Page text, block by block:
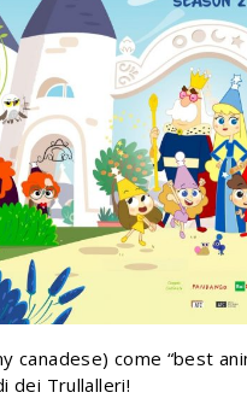
canadese) come “best
dei Trullalleri!